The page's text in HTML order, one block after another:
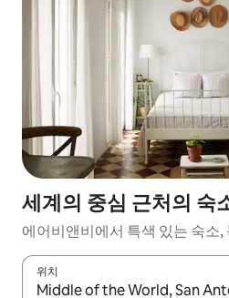
세계의 중심 근처의 숙
에어비앤비에서 특색 있는 숙소
위치
결과가 나오면 위·아래 화살표 키